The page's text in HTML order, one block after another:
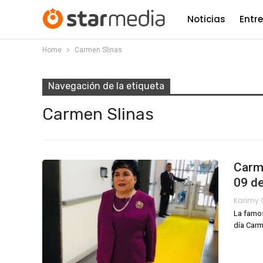
Noticias
Home Carmen Slinas
Navegación de la etiqueta
Carmen Slinas
09
La
día